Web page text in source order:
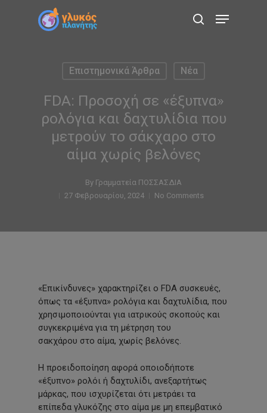
search
Menu
Επιστημονικά Άρθρα Νέα
FDA: Προσοχή σε «έξυπνα»
ρολόγια και δαχτυλίδια που
μετρούν το σάκχαρο στο
αίμα χωρίς βελόνες
By Γραμματεία ΠΟΣΣΑΣΔΙΑ
27 Φεβρουαρίου, 2024
No Comments
«Επικίνδυνες» χαρακτηρίζει ο FDA συσκευές,
όπως τα «έξυπνα» ρολόγια και δαχτυλίδια, που
χρησιμοποιούνται για ιατρικούς σκοπούς και
συγκεκριμένα για τη μέτρηση του
σακχάρου στο αίμα, χωρίς βελόνες.
Η προειδοποίηση αφορά οποιοδήποτε
«έξυπνο» ρολόι ή δαχτυλίδι, ανεξαρτήτως
μάρκας, που ισχυρίζεται ότι μετράει τα
επίπεδα γλυκόζης στο αίμα με μη επεμβατικό